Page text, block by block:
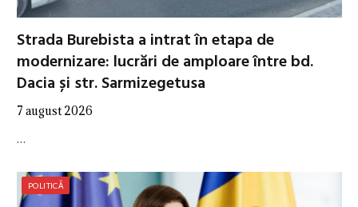
Strada Burebista a intrat în etapa de
modernizare: lucrări de amploare între bd.
Dacia și str. Sarmizegetusa
7 august 2026
…
POLITICĂ